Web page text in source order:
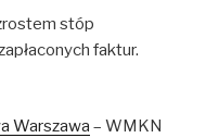
stóp
faktur.
Warszawa – WMKN